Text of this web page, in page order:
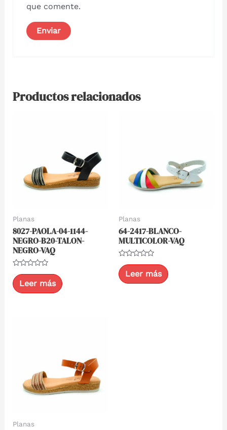
que comente.
Productos relacionados
Planas
8027-PAOLA-04-1144-
NEGRO-B20-TALON-
NEGRO-VAQ
Valorado
con
0
de
Leer más
Planas
64-2417-BLANCO-
MULTICOLOR-VAQ
Valorado
con
0
de
Leer más
Planas